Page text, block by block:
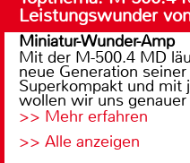
Leistungswunder
Miniatur-Wunder-Amp
Mit der M-500.4 MD
neue Generation
Superkompakt und mit
wollen wir uns genauer
>> Mehr erfahren
>> Alle anzeigen